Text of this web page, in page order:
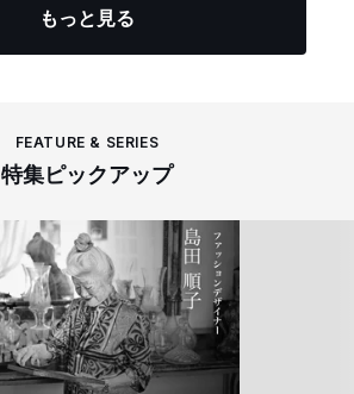
もっと見る
FEATURE & SERIES
特集ピックアップ